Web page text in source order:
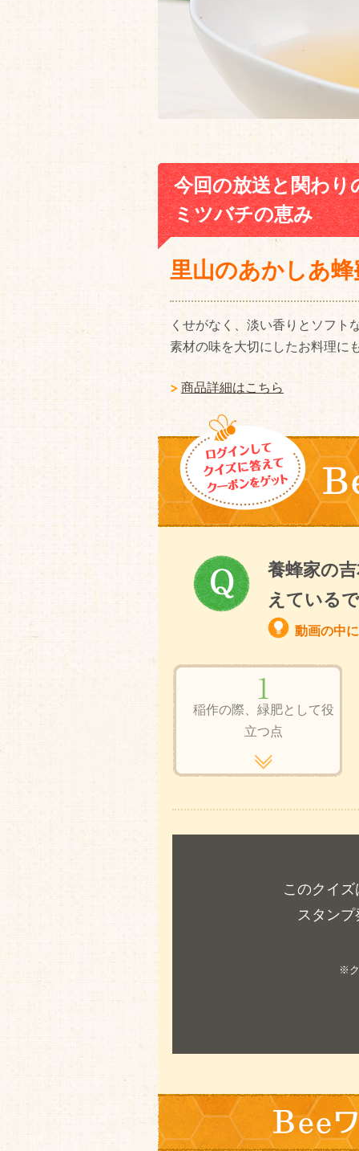
今回の放送と関わり
ミツバチの恵み
里山のあかしあ
くせがなく、淡い香りとソフト
素材の味を大切にしたお料理に
商品詳細はこちら
養蜂家の
えている
動画の中
稲作の際、緑肥として役
立つ点
このクイ
スタン
※